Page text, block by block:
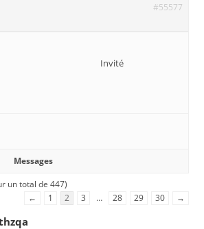
#55577
Invité
Messages
un total de 447)
←
1 2 3 … 28 29 30 →